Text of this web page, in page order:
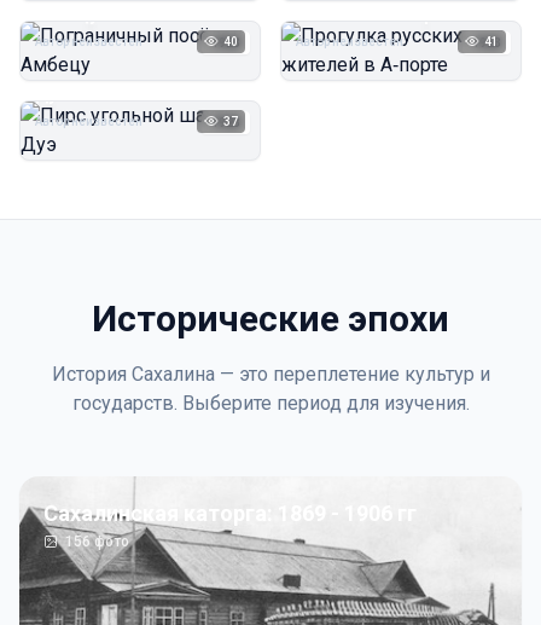
1923
Автор неизвестен 40 1923
Автор неизвестен 41
1923
Пирс угольной шахты
Автор неизвестен 37
Исторические эпохи
История Сахалина — это переплетение культур и
государств. Выберите период для изучения.
Сахалинская каторга: 1869 - 1906 гг
156фото